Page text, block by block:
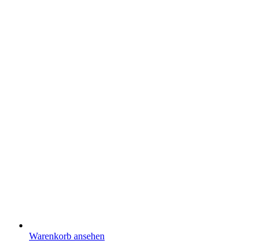
Warenkorb ansehen